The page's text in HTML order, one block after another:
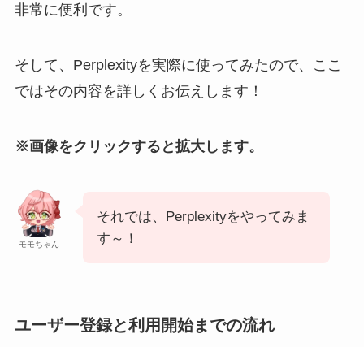
非常に便利です。
そして、Perplexityを実際に使ってみたので、ここ
ではその内容を詳しくお伝えします！
※画像をクリックすると拡大します。
モモちゃん
それでは、Perplexityをやってみま
す～！
ユーザー登録と利用開始までの流れ